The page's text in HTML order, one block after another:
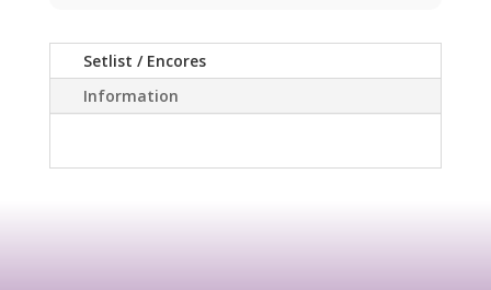
Setlist / Encores
Information